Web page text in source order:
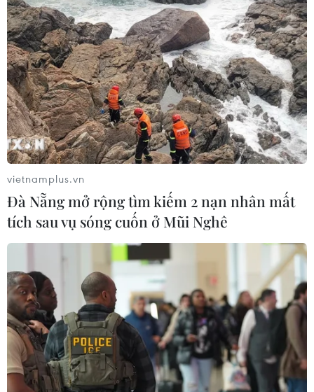
cách có trật tự."
Pháp thúc đẩy nỗ lực tái bố trí quân sự tại
khu vực Sahel
20/09/2021 00:35
Pháp đã giảm số lượng binh sỹ tham gia hoạt động tại
khu vực Sahel từ 5.000 xuống còn 2.500-3.000, đồng
thời khuyến khích các lực lượng đặc biệt châu Âu khác
vietnamplus.vn
Đà Nẵng mở rộng tìm kiếm 2 nạn nhân mất
tích sau vụ sóng cuốn ở Mũi Nghê